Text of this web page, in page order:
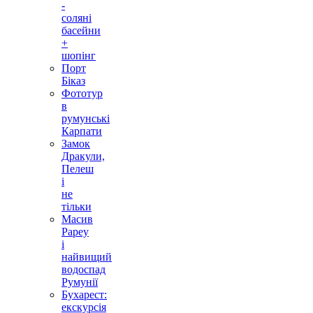
-
соляні
басейни
+
шопінг
Порт
Біказ
Фототур
в
румунські
Карпати
Замок
Дракули,
Пелеш
і
не
тільки
Масив
Рареу
і
найвищий
водоспад
Румунії
Бухарест:
екскурсія